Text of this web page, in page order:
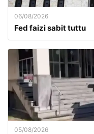
06/08/2026
Fed faizi sabit tuttu
05/08/2026